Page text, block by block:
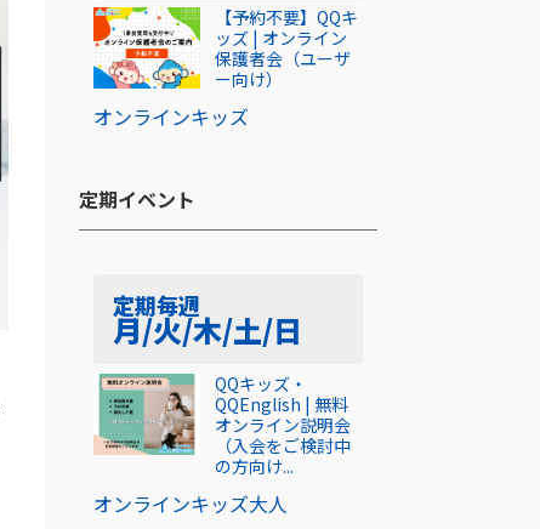
オンラインキッズ
【予約不要】QQキ
ッズ | オンライン
保護者会（ユーザ
ー向け）
定期イベント​
定期毎週
月/火/木/土/日
オンラインキッズ大人
QQキッズ・
QQEnglish | 無料
オンライン説明会
（入会をご検討中
の方向け...